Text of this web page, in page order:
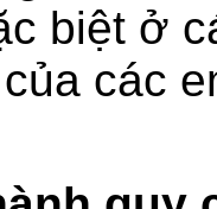
biệt ở
các